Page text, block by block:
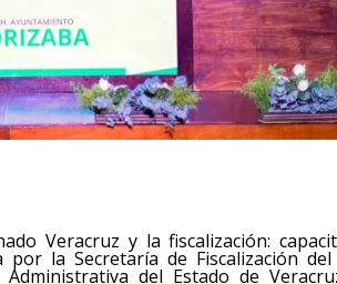
Veracruz y la fiscalización:
la Secretaría de Fiscalización
del Estado de